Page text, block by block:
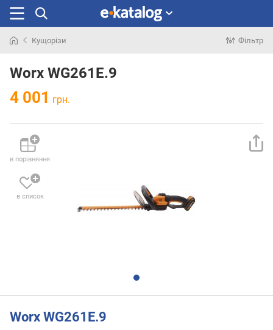
раніше
Кущорізи Фільтр
Worx WG261E.9
4 001 грн.
в порівняння
в список
Worx WG261E.9